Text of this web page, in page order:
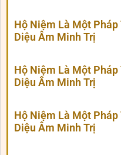
Hộ Niệm Là Một
Diệu Âm Minh Trị
Hộ Niệm Là Một
Diệu Âm Minh Trị
Hộ Niệm Là Một
Diệu Âm Minh Trị